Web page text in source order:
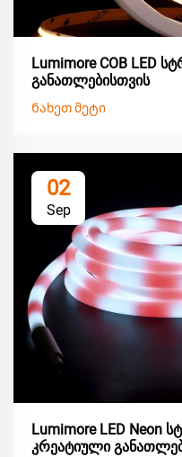
Lumimore COB LED
განათლებისთვის
Ნახეთ მეტი
02
Sep
Lumimore LED Neon
კრეატიული